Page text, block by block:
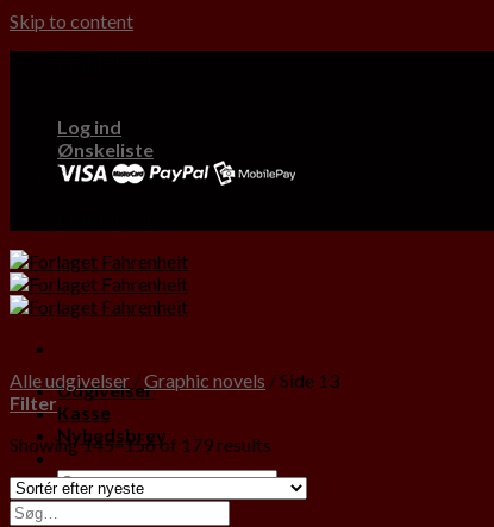
Skip to content
Log ind
Ønskeliste
Udgivelser
Kasse
Nyhedsbrev
Alle udgivelser /Graphic novels /Side 13
Filter
Showing 145–156 of 179 results